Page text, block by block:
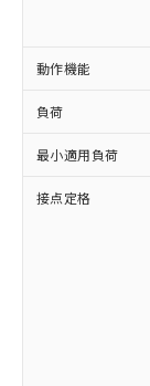
動作機能
負荷
最小適用負荷
接点定格
※1 対
対
非含